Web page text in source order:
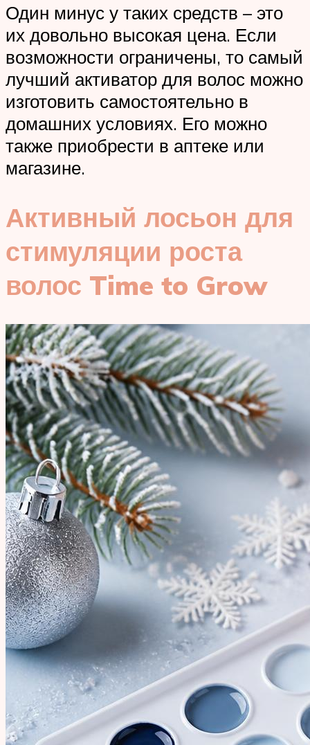
Один минус у таких средств – это
их довольно высокая цена. Если
возможности ограничены, то самый
лучший активатор для волос можно
изготовить самостоятельно в
домашних условиях. Его можно
также приобрести в аптеке или
магазине.
Активный лосьон для
стимуляции роста
волос Time to Grow